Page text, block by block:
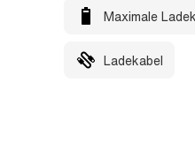
Maximale
Ladekabel